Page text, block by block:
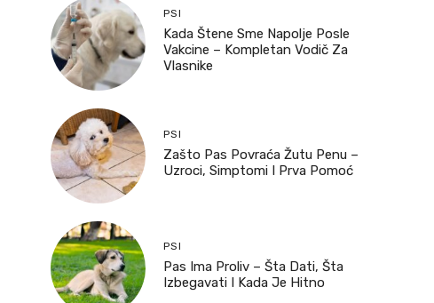
PSI
Kada Štene Sme Napolje Posle
Vakcine – Kompletan Vodič Za
Vlasnike
PSI
Zašto Pas Povraća Žutu Penu –
Uzroci, Simptomi I Prva Pomoć
PSI
Pas Ima Proliv – Šta Dati, Šta
Izbegavati I Kada Je Hitno